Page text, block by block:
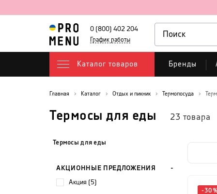
0 (800) 402 204
График работы
Каталог товаров Бренды
Главная Каталог Отдых и пикник Термопосуда
Термосы для еды 23 товара
Термосы для еды
АКЦИОННЫЕ ПРЕДЛОЖЕНИЯ
акция (5)
-30